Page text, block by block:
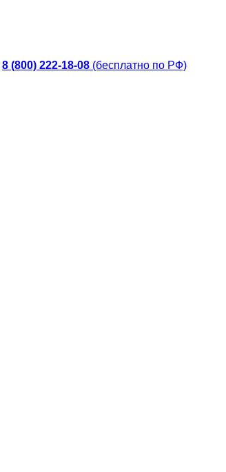
8 (800) 222-18-08 (бесплатно по РФ)